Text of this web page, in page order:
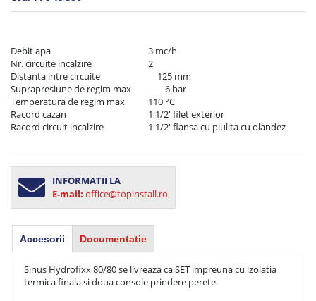
Debit apa	                                         3 mc/h
Nr. circuite incalzire	                         2
Distanta intre circuite                           125 mm
Suprapresiune de regim max	         6 bar
Temperatura de regim max	         110 °C
Racord cazan	                                 1 1/2' filet exterior
INFORMATII LA
E-mail: office@topinstall.ro
Accesorii Documentatie
Sinus Hydrofixx 80/80 se livreaza ca SET impreuna cu izolatia
termica finala si doua console prindere perete.